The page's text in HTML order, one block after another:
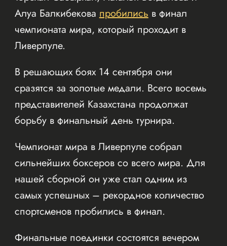
Алуа Балкибековапробилисьв финал
чемпионата мира, который проходит в
Ливерпуле.
В решающих боях 14 сентября они
сразятся за золотые медали. Всего восемь
представителей Казахстана продолжат
борьбу в финальный день турнира.
Чемпионат мира в Ливерпуле собрал
сильнейших боксеров со всего мира. Для
нашей сборной он уже стал одним из
самых успешных – рекордное количество
спортсменов пробились в финал.
Финальные поединки состоятся вечером